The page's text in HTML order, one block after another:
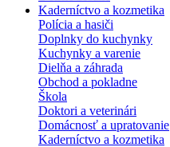
Kaderníctvo a kozmetika
Polícia a hasiči
Doplnky do kuchynky
Kuchynky a varenie
Dielňa a záhrada
Obchod a pokladne
Škola
Doktori a veterinári
Domácnosť a upratovanie
Kaderníctvo a kozmetika